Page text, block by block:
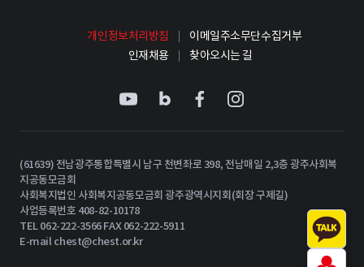
개인정보처리방침
이메일주소무단수집거부
인재채용
찾아오시는 길
(61639) 전남광주통합특별시 남구 천변좌로 398, 전남매일 2,3층 광주사회복
지공동모금회
사회복지법인 사회복지공동모금회 광주광역시지회(회장 구제길)
사업등록번호 408-82-10178
TEL 062-222-3566 FAX 062-222-5911
E-mailchest@chest.or.kr